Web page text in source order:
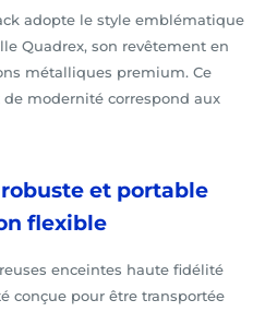
adopte le style emblématique
Quadrex, son revêtement en
métalliques premium. Ce
modernité correspond aux
et portable
flexible
enceintes haute fidélité
conçue pour être transportée